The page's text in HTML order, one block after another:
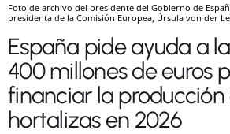
Foto de archivo del presidente del Gobierno de
presidenta de la Comisión Europea, Úrsula von der
España pide ayuda a
400 millones de euros
financiar la
hortalizas en 2026